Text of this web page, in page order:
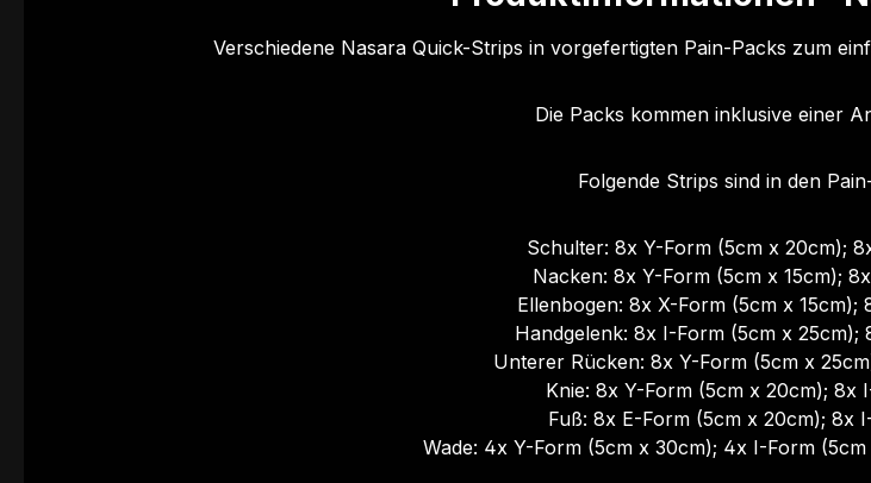
Verschiedene Nasara Quick-Strips in vorgefertigten Pain-Packs zum
Die Packs kommen inklusive einer
Folgende Strips sind in den
Schulter: 8x Y-Form (5cm x 20cm);
Nacken: 8x Y-Form (5cm x 15cm);
Ellenbogen: 8x X-Form (5cm x
Handgelenk: 8x I-Form (5cm x 25cm);
Unterer Rücken: 8x Y-Form (5cm x
Knie: 8x Y-Form (5cm x 20cm); 8x
Fuß: 8x E-Form (5cm x 20cm); 8x
Wade: 4x Y-Form (5cm x 30cm); 4x I-Form